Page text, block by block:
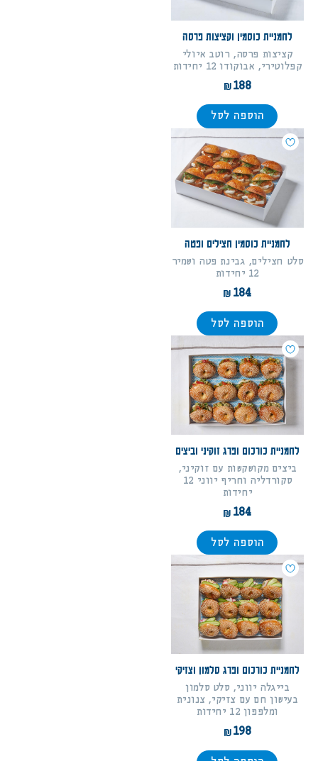
לחמניית כוסמין וקציצות פרסה
קציצות פרסה, רוטב איולי
קפלוטירי, אבוקודו 12 יחידות
188
הוספה לסל
לחמניית כוסמין חצילים ופטה
סלט חצילים, גבינת פטה ושמיר
12 יחידות
184
הוספה לסל
לחמניית כורכום ופרג זוקיני וביצים
ביצים מקושקשות עם זוקיני,
סקורדליה וחריף יווני 12
יחידות
184
הוספה לסל
לחמניית כורכום ופרג סלמון וצזיקי
בייגלה יווני, סלט סלמון
בעישון חם עם צזיקי, צנונית
ומלפפון 12 יחידות
198